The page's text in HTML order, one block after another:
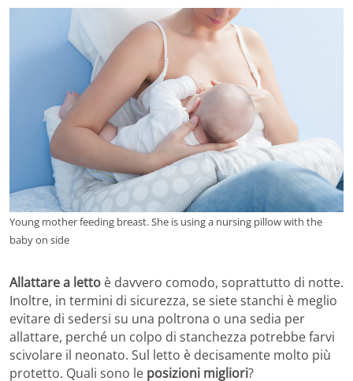
Young mother feeding breast. She is using a nursing pillow with the
baby on side
Allattare a letto è davvero comodo, soprattutto di notte.
Inoltre, in termini di sicurezza, se siete stanchi è meglio
evitare di sedersi su una poltrona o una sedia per
allattare, perché un colpo di stanchezza potrebbe farvi
scivolare il neonato. Sul letto è decisamente molto più
protetto. Quali sono le posizioni migliori?